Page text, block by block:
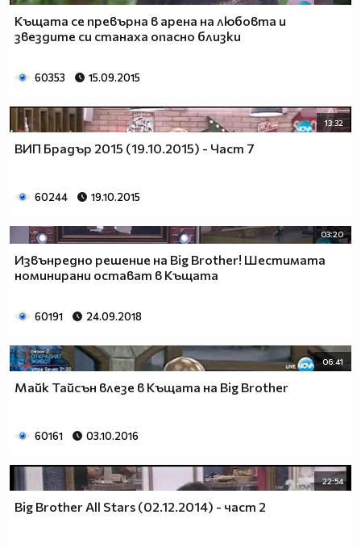
Къщата се превърна в арена на любовта и
звездите си станаха опасно близки
60353 15.09.2015
13:32
ВИП Брадър 2015 (19.10.2015) - Част 7
60244 19.10.2015
03:20
Извънредно решение на Big Brother! Шестимата
номинирани остават в Къщата
60191 24.09.2018
06:41
Майк Тайсън влезе в Къщата на Big Brother
60161 03.10.2016
22:54
Big Brother All Stars (02.12.2014) - част 2